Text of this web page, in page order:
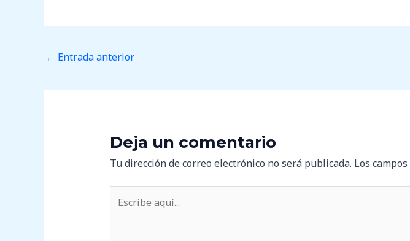
← Entrada anterior
Deja un comentario
Tu dirección de correo electrónico no será publicada. Los
aquí...